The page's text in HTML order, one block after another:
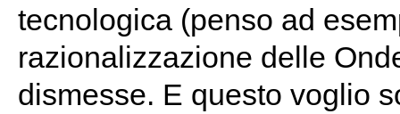
tecnologica (penso ad
razionalizzazione delle
dismesse. E questo voglio